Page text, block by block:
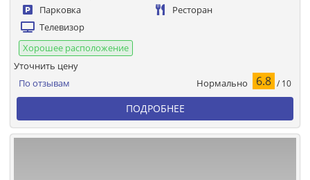
Парковка
Ресторан
Телевизор
Хорошее расположение
По отзывам Нормально 6.8 / 10
Уточнить цену
ПОДРОБНЕЕ